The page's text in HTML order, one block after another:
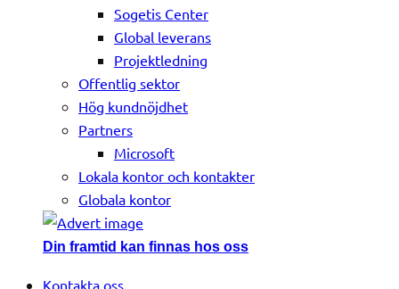
Sogetis Center
Global leverans
Projektledning
Offentlig sektor
Hög kundnöjdhet
Partners
Microsoft
Lokala kontor och kontakter
Globala kontor
Din framtid kan finnas hos oss
Kontakta oss